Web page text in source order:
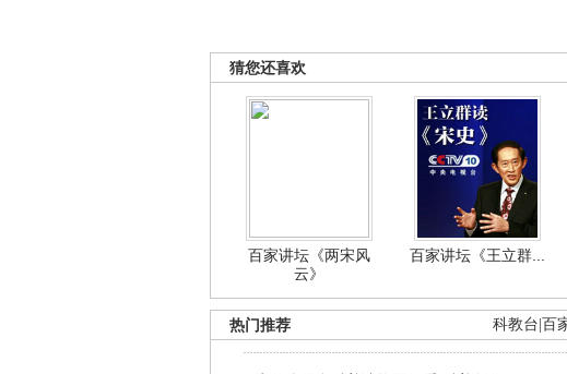
猜您还喜欢
百家讲坛《两宋风
云》
百家讲坛《王立群...
科教台 百
热门推荐